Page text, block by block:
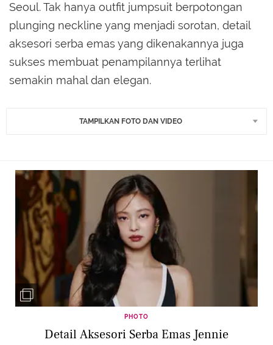
Seoul. Tak hanya outfit jumpsuit berpotongan
plunging neckline yang menjadi sorotan, detail
aksesori serba emas yang dikenakannya juga
sukses membuat penampilannya terlihat
semakin mahal dan elegan.
TAMPILKAN FOTO DAN VIDEO
PHOTO
Detail Aksesori Serba Emas Jennie